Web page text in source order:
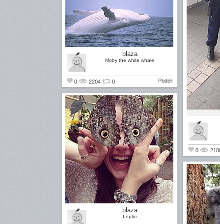
0
blaza
Moby the white whale
0 2204 0 Podeli
blaza
Leptiri